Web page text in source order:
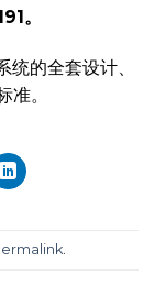
。
的全套设计、
。